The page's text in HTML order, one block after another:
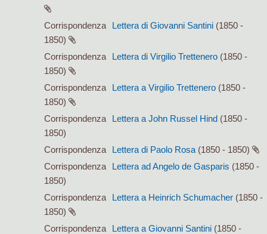
Corrispondenza Lettera di Giovanni Santini (1850 -
1850)
Corrispondenza
Lettera di Virgilio Trettenero (1850 -
1850)
Corrispondenza
Lettera a Virgilio Trettenero (1850 -
1850)
Corrispondenza
Lettera a John Russel Hind (1850 -
1850)
Corrispondenza
Lettera di Paolo Rosa (1850 - 1850)
Corrispondenza
Lettera ad Angelo de Gasparis (1850 -
1850)
Corrispondenza
Lettera a Heinrich Schumacher (1850 -
1850)
Corrispondenza
Lettera a Giovanni Santini (1850 -